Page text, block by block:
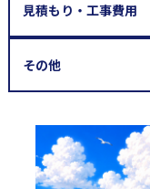
見積もり・工事費用
その他